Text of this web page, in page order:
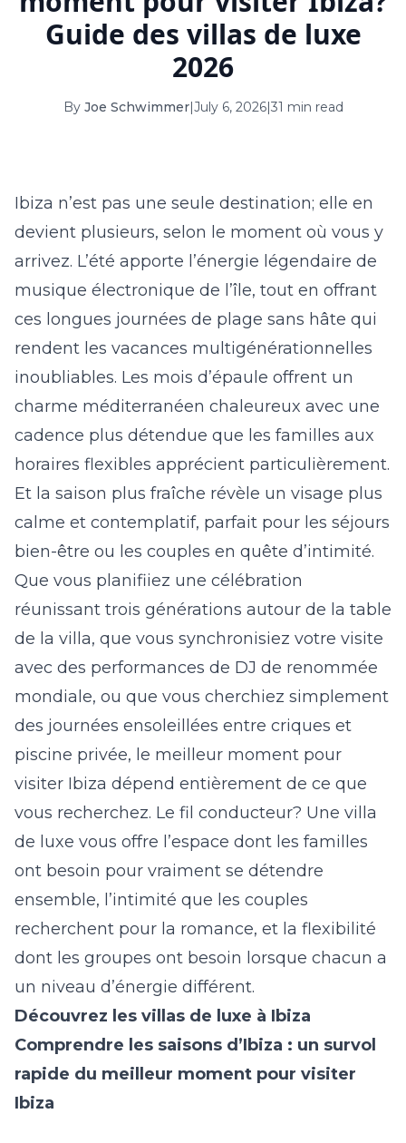
16 17 18 19 20 21 22
25 26 27
1 2 3 4 5
13 14 15 16 17 18 19
20 21 22 23 24 25 26
Guide des villas de luxe
2026
By Joe Schwimmer|July 6, 2026|31 min read
Ibiza n’est pas une seule destination; elle en
devient plusieurs, selon le moment où vous y
arrivez. L’été apporte l’énergie légendaire de
musique électronique de l’île, tout en offrant
ces longues journées de plage sans hâte qui
rendent les vacances multigénérationnelles
inoubliables. Les mois d’épaule offrent un
charme méditerranéen chaleureux avec une
cadence plus détendue que les familles aux
horaires flexibles apprécient particulièrement.
Et la saison plus fraîche révèle un visage plus
calme et contemplatif, parfait pour les séjours
bien-être ou les couples en quête d’intimité.
Que vous planifiiez une célébration
réunissant trois générations autour de la table
de la villa, que vous synchronisiez votre visite
avec des performances de DJ de renommée
mondiale, ou que vous cherchiez simplement
des journées ensoleillées entre criques et
piscine privée, le meilleur moment pour
visiter Ibiza dépend entièrement de ce que
vous recherchez. Le fil conducteur? Une villa
de luxe vous offre l’espace dont les familles
ont besoin pour vraiment se détendre
ensemble, l’intimité que les couples
recherchent pour la romance, et la flexibilité
dont les groupes ont besoin lorsque chacun a
un niveau d’énergie différent.
Découvrez les villas de luxe à Ibiza
Comprendre les saisons d’Ibiza : un survol
rapide du meilleur moment pour visiter
Ibiza